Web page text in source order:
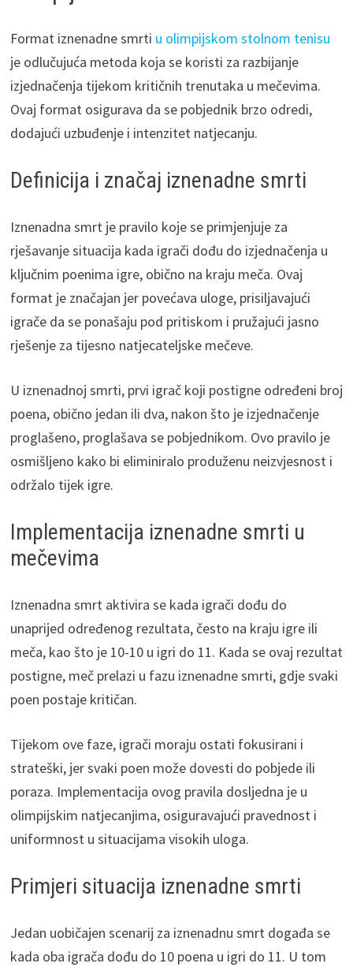
Format iznenadne smrti u olimpijskom stolnom tenisu
je odlučujuća metoda koja se koristi za razbijanje
izjednačenja tijekom kritičnih trenutaka u mečevima.
Ovaj format osigurava da se pobjednik brzo odredi,
dodajući uzbuđenje i intenzitet natjecanju.
Definicija i značaj iznenadne smrti
Iznenadna smrt je pravilo koje se primjenjuje za
rješavanje situacija kada igrači dođu do izjednačenja u
ključnim poenima igre, obično na kraju meča. Ovaj
format je značajan jer povećava uloge, prisiljavajući
igrače da se ponašaju pod pritiskom i pružajući jasno
rješenje za tijesno natjecateljske mečeve.
U iznenadnoj smrti, prvi igrač koji postigne određeni broj
poena, obično jedan ili dva, nakon što je izjednačenje
proglašeno, proglašava se pobjednikom. Ovo pravilo je
osmišljeno kako bi eliminiralo produženu neizvjesnost i
održalo tijek igre.
Implementacija iznenadne smrti u
mečevima
Iznenadna smrt aktivira se kada igrači dođu do
unaprijed određenog rezultata, često na kraju igre ili
meča, kao što je 10-10 u igri do 11. Kada se ovaj rezultat
postigne, meč prelazi u fazu iznenadne smrti, gdje svaki
poen postaje kritičan.
Tijekom ove faze, igrači moraju ostati fokusirani i
strateški, jer svaki poen može dovesti do pobjede ili
poraza. Implementacija ovog pravila dosljedna je u
olimpijskim natjecanjima, osiguravajući pravednost i
uniformnost u situacijama visokih uloga.
Primjeri situacija iznenadne smrti
Jedan uobičajen scenarij za iznenadnu smrt događa se
kada oba igrača dođu do 10 poena u igri do 11. U tom